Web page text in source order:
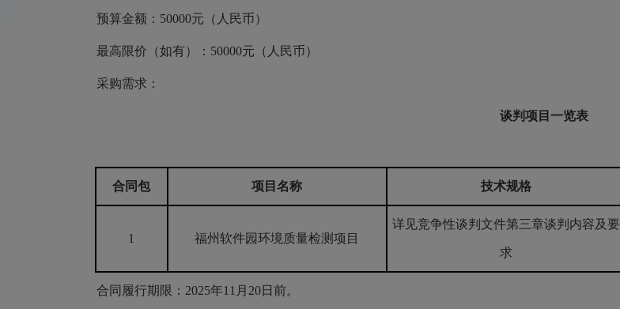
预算金额：50000元（人民币）
最高限价（如有）：50000元（人民币）
采购需求：
谈判项目一览表
合同包 项目名称 技术规格
1 福州软件园环境质量检测项目
详见竞争性谈判文件第三章谈判内容及要
求
合同履行期限：2025年11月20日前。